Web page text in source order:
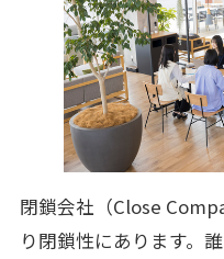
閉鎖会社（Close
り閉鎖性にあります。